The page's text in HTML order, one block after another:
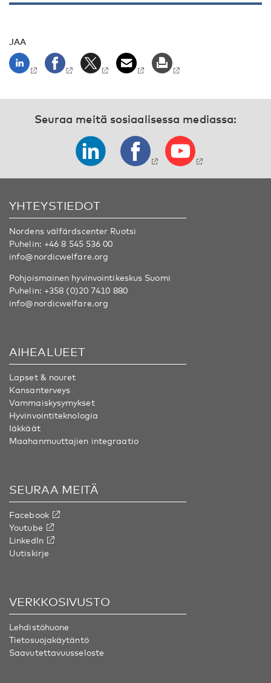
JAA
Seuraa meitä sosiaalisessa mediassa:
YHTEYSTIEDOT
Nordens välfärdscenter Ruotsi
Puhelin: +46 8 545 536 00
info@nordicwelfare.org
Pohjoismainen hyvinvointikeskus Suomi
Puhelin: +358 (0)20 7410 880
info@nordicwelfare.org
AIHEALUEET
Lapset & nouret
Kansanterveys
Vammaiskysymykset
Hyvinvointiteknologia
Iäkkäät
Maahanmuuttajien integraatio
SEURAA MEITÄ
Facebook
Youtube
LinkedIn
Uutiskirje
VERKKOSIVUSTO
Lehdistöhuone
Tietosuojakäytäntö
Saavutettavuusseloste